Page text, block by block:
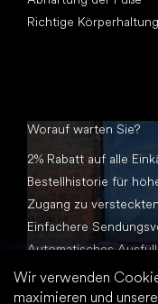
Wir verwenden
maximieren und
Richtige Körperhaltung
Worauf warten Sie?
2% Rabatt auf alle
Bestellhistorie für
Zugang zu
Einfachere
Automatisches
Alle Dokumente an